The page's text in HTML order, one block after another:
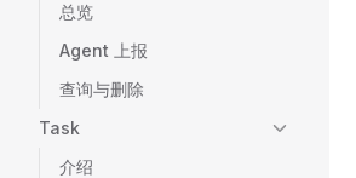
总览
Agent 上报
查询与删除
Task
介绍